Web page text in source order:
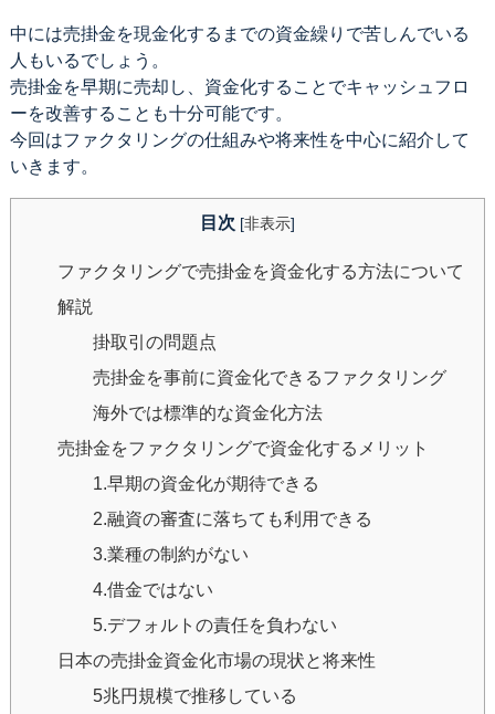
中には売掛金を現金化するまでの資金繰りで苦しんでいる
人もいるでしょう。
売掛金を早期に売却し、資金化することでキャッシュフロ
ーを改善することも十分可能です。
今回はファクタリングの仕組みや将来性を中心に紹介して
いきます。
目次 [非表示]
ファクタリングで売掛金を資金化する方法について
解説
掛取引の問題点
売掛金を事前に資金化できるファクタリング
海外では標準的な資金化方法
売掛金をファクタリングで資金化するメリット
1.早期の資金化が期待できる
2.融資の審査に落ちても利用できる
3.業種の制約がない
4.借金ではない
5.デフォルトの責任を負わない
日本の売掛金資金化市場の現状と将来性
5兆円規模で推移している